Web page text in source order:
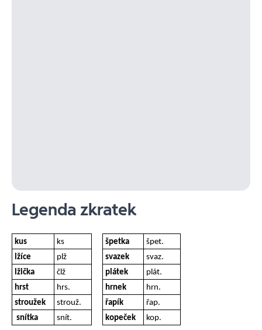
Legenda zkratek
kus ks špetka
špet.
lžíce
plž svazek
svaz.
lžička
člž plátek
plát.
hrst
hrs. hrnek
hrn.
stroužek
strouž. řapík
řap.
snítka
snít. kopeček kop.